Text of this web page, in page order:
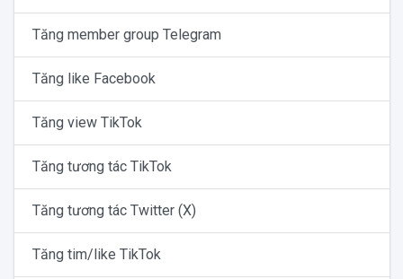
Tăng member group Telegram
Tăng like Facebook
Tăng view TikTok
Tăng tương tác TikTok
Tăng tương tác Twitter (X)
Tăng tim/like TikTok